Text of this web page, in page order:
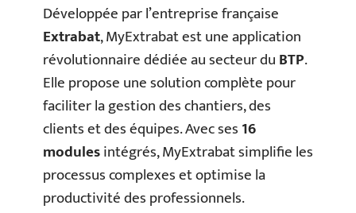
Développée par l’entreprise française
Extrabat, MyExtrabat est une application
révolutionnaire dédiée au secteur duBTP.
Elle propose une solution complète pour
faciliter la gestion des chantiers, des
clients et des équipes. Avec ses16
modulesintégrés, MyExtrabat simplifie les
processus complexes et optimise la
productivité des professionnels.